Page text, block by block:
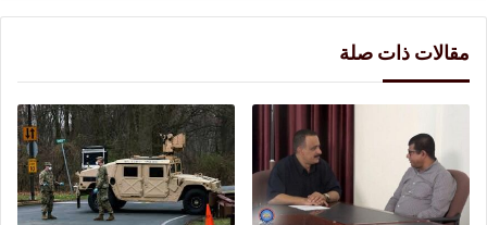
مقالات ذات صلة